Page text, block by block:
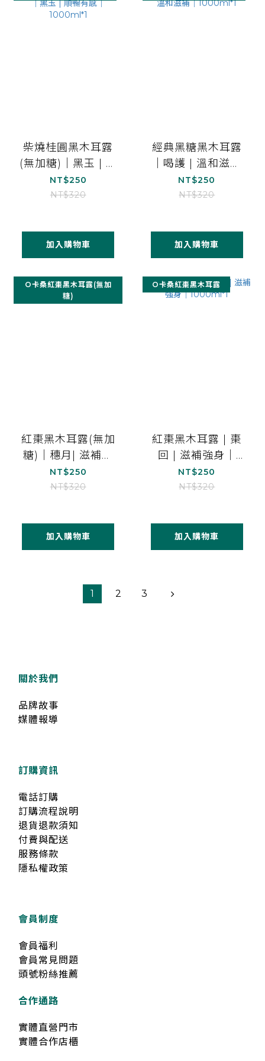
柴燒桂圓黑木耳露
(無加糖)｜黑玉 | 順
暢有感｜1000ml*1
NT$250
NT$320
加入購物車
經典黑糖黑木耳露
｜喝護 | 溫和滋補
｜1000ml*1
NT$250
NT$320
加入購物車
O卡桑紅棗黑木耳露(無加
糖)
紅棗黑木耳露(無加
糖)｜穗月| 滋補強
身｜1000ml*1
NT$250
NT$320
加入購物車
O卡桑紅棗黑木耳露
紅棗黑木耳露 | 棗
回 | 滋補強身｜
1000ml*1
NT$250
NT$320
加入購物車
1 2 3
關於我們
品牌故事
媒體報導
訂購資訊
電話訂購
訂購流程說明
退貨退款須知
付費與配送
服務條款
隱私權政策
會員制度
會員福利
會員常見問題
頭號粉絲推薦
合作通路
實體直營門市
實體合作店櫃